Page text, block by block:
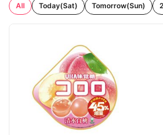
All Today(Sat) Tomorrow(Sun)